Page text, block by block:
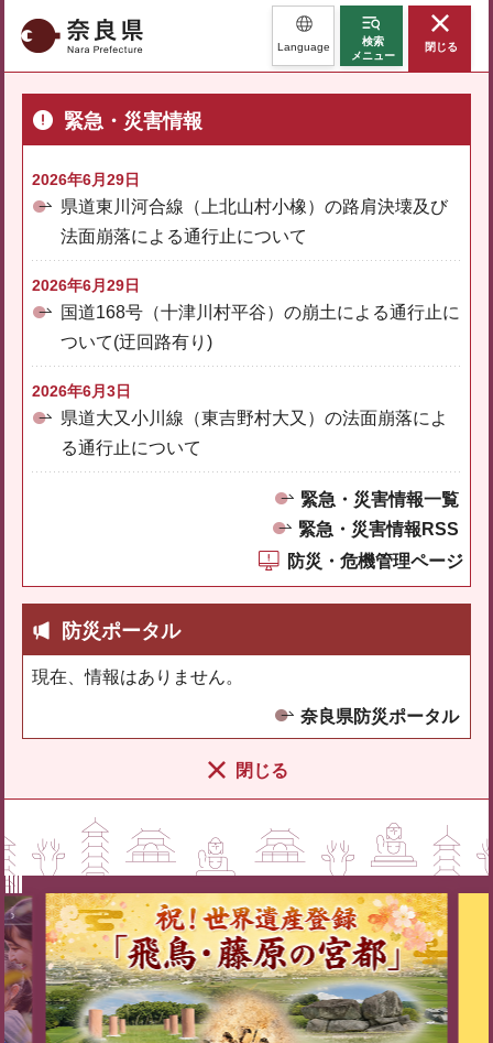
奈良県 Language
検索
メニュー
閉じる
緊急・災害情報
2026年6月29日
県道東川河合線（上北山村小橡）の路肩決壊及び
法面崩落による通行止について
2026年6月29日
国道168号（十津川村平谷）の崩土による通行止に
ついて(迂回路有り)
2026年6月3日
県道大又小川線（東吉野村大又）の法面崩落によ
る通行止について
緊急・災害情報一覧
緊急・災害情報RSS
防災・危機管理ページ
防災ポータル
現在、情報はありません。
奈良県防災ポータル
閉じる